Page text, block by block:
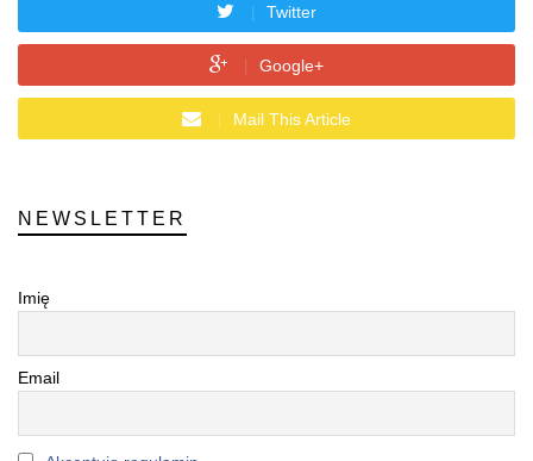
Twitter
Google+
Mail This Article
NEWSLETTER
Imię
Email